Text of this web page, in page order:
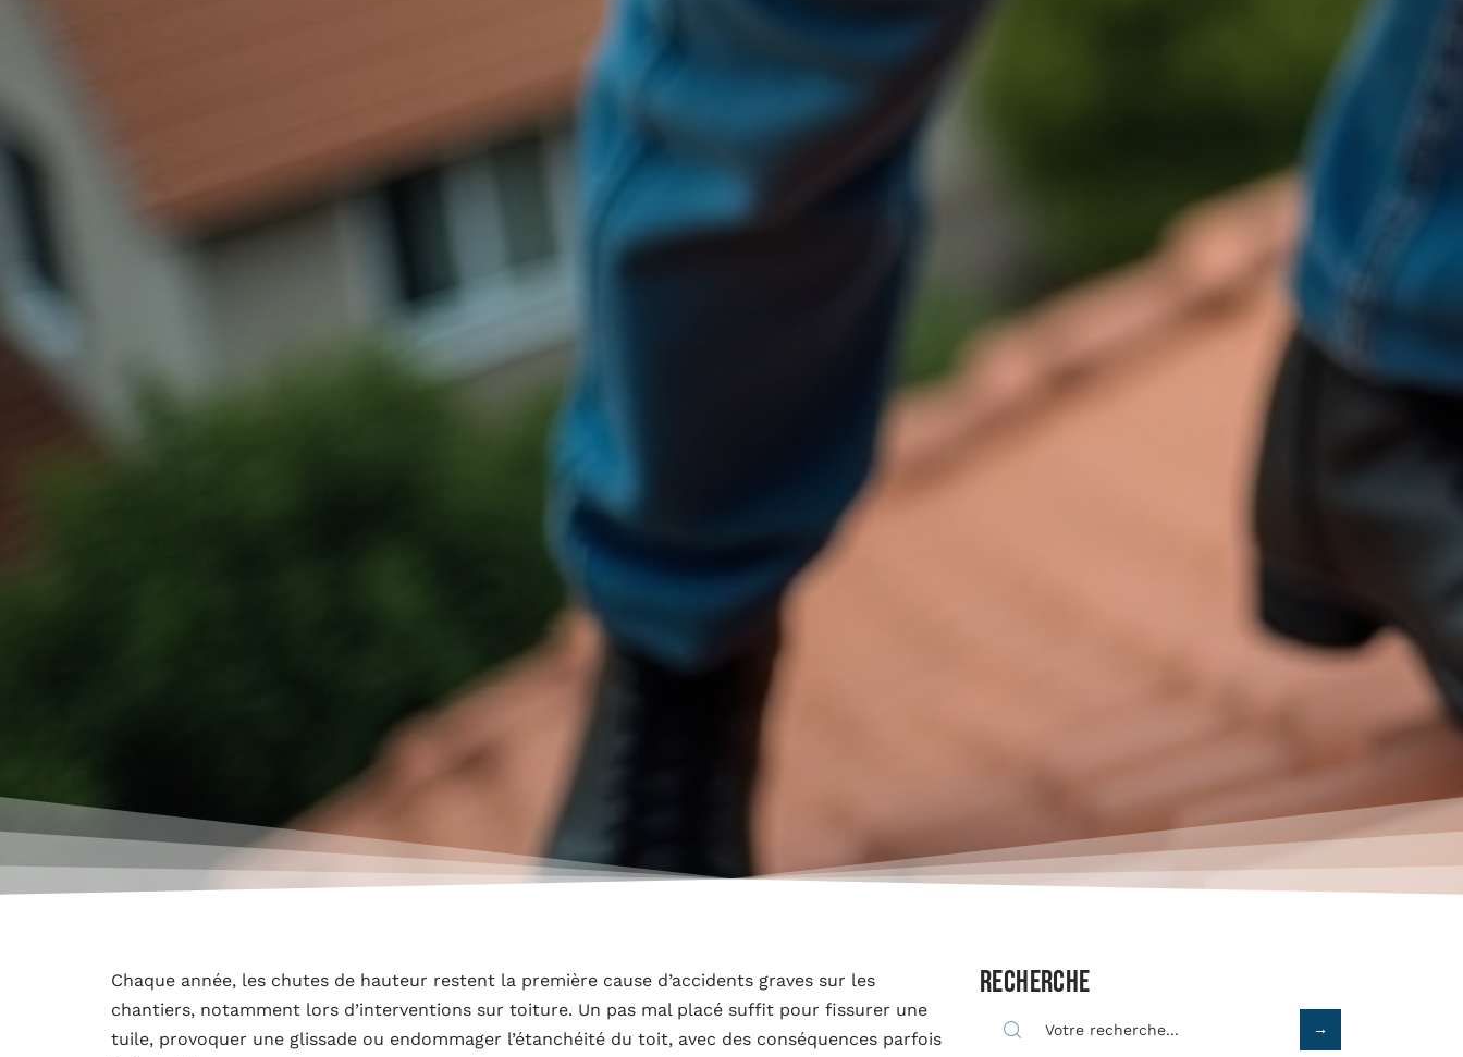
Chaque année, les chutes de hauteur restent la première cause d’accidents graves sur les
chantiers, notamment lors d’interventions sur toiture. Un pas mal placé suffit pour fissurer une
tuile, provoquer une glissade ou endommager l’étanchéité du toit, avec des conséquences parfois
Recherche